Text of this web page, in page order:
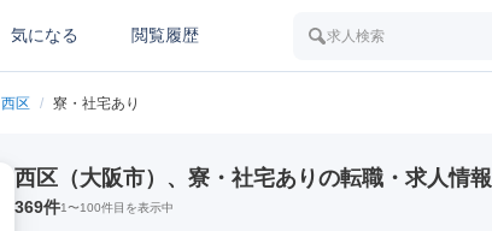
気になる 閲覧履歴 求人検索
西区 / 寮・社宅あり
西区（大阪市）、寮・社宅ありの転職・求人情報
369件1〜100件目を表示中